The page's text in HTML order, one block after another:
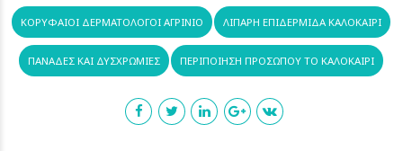
ΚΟΡΥΦΑΊΟΙ ΔΕΡΜΑΤΟΛΌΓΟΙ ΑΓΡΊΝΙΟ ΛΙΠΑΡΉ ΕΠΙΔΕΡΜΊΔΑ ΚΑΛΟΚΑΊΡΙ
ΠΑΝΆΔΕΣ ΚΑΙ ΔΥΣΧΡΩΜΊΕΣ ΠΕΡΙΠΟΊΗΣΗ ΠΡΟΣΏΠΟΥ ΤΟ ΚΑΛΟΚΑΊΡΙ